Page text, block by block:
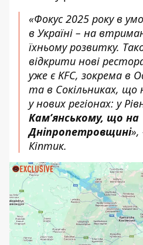
«Фокус 2025 року в
в Україні – на
їхньому розвитку.
відкрити нові
уже є KFC, зокрема в
та в Сокільниках, що
у нових регіонах: у
Камʼянському, що на
Дніпропетровщині»,
Кіптик.